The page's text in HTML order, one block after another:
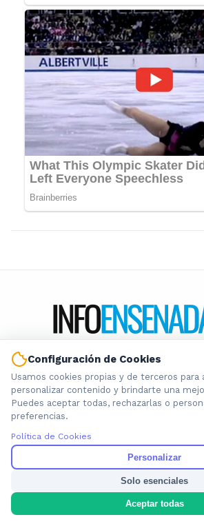
Información local que importa.
Plata y la provincia de
Nosotros
Cookies
Privacidad
Términos
Configuración de Cookies
Usamos cookies propias y de terceros para
personalizar contenido y brindarte una
Puedes aceptar todas, rechazarlas o
preferencias.
Política de Cookies
Personalizar
Solo esenciales
Aceptar todas